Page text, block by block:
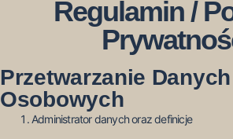
Regulamin /
Przetwarzanie Danych
Osobowych
Administrator danych oraz definicje